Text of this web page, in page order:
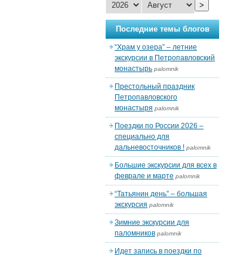
>
Последние темы блогов
“Храм у озера” – летние
экскурсии в Петропавловский
монастырь palomnik
Престольный праздник
Петропавловского
монастыря palomnik
Поездки по России 2026 –
специально для
дальневосточников ! palomnik
Большие экскурсии для всех в
феврале и марте palomnik
“Татьянин день” – большая
экскурсия palomnik
Зимние экскурсии для
паломников palomnik
Идет запись в поездки по